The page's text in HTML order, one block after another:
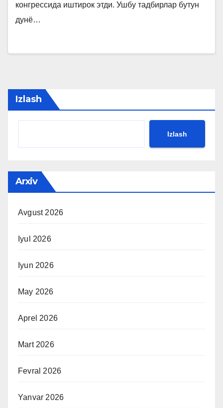
конгрессида иштирок этди. Ушбу тадбирлар бутун
дунё…
Izlash
Izlash
Arxiv
Avgust 2026
Iyul 2026
Iyun 2026
May 2026
Aprel 2026
Mart 2026
Fevral 2026
Yanvar 2026